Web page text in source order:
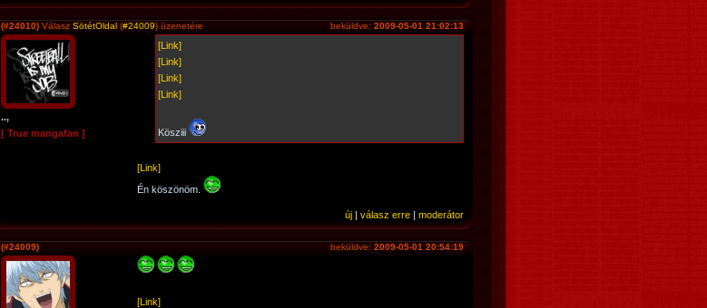
beküldve: 2009-05-01 21:02:13
(#24010) Válasz SötétOldal (#24009) üzenetére
..,
[ True mangafan ]
[Link]
[Link]
[Link]
[Link]
Kösziii
[Link]
Én köszönöm.
új | válasz erre | moderátor
beküldve: 2009-05-01 20:54:19
(#24009)
[Link]